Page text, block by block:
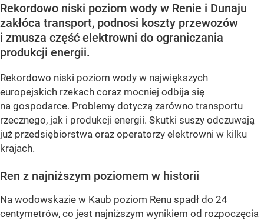
Rekordowo niski poziom wody w Renie i Dunaju
zakłóca transport, podnosi koszty przewozów
i zmusza część elektrowni do ograniczania
produkcji energii.
Rekordowo niski poziom wody w największych
europejskich rzekach coraz mocniej odbija się
na gospodarce. Problemy dotyczą zarówno transportu
rzecznego, jak i produkcji energii. Skutki suszy odczuwają
już przedsiębiorstwa oraz operatorzy elektrowni w kilku
krajach.
Ren z najniższym poziomem w historii
Na wodowskazie w Kaub poziom Renu spadł do 24
centymetrów, co jest najniższym wynikiem od rozpoczęcia